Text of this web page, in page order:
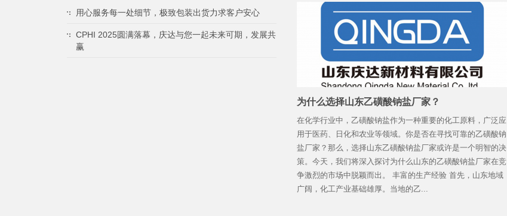
用心服务每一处细节，极致包装出货力求客户安心
CPHI 2025圆满落幕，庆达与您一起未来可期，发展共
赢
为什么选择山东乙磺酸钠盐厂家？
在化学行业中，乙磺酸钠盐作为一种重要的化工原料，广泛应
用于医药、日化和农业等领域。你是否在寻找可靠的乙磺酸钠
盐厂家？那么，选择山东乙磺酸钠盐厂家或许是一个明智的决
策。今天，我们将深入探讨为什么山东的乙磺酸钠盐厂家在竞
争激烈的市场中脱颖而出。 丰富的生产经验 首先，山东地域
广阔，化工产业基础雄厚。当地的乙...